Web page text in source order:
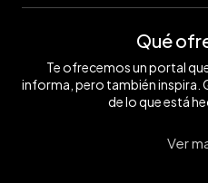
Qué
Te ofrecemos un portal
informa, pero también inspira.
de lo que está
Ver